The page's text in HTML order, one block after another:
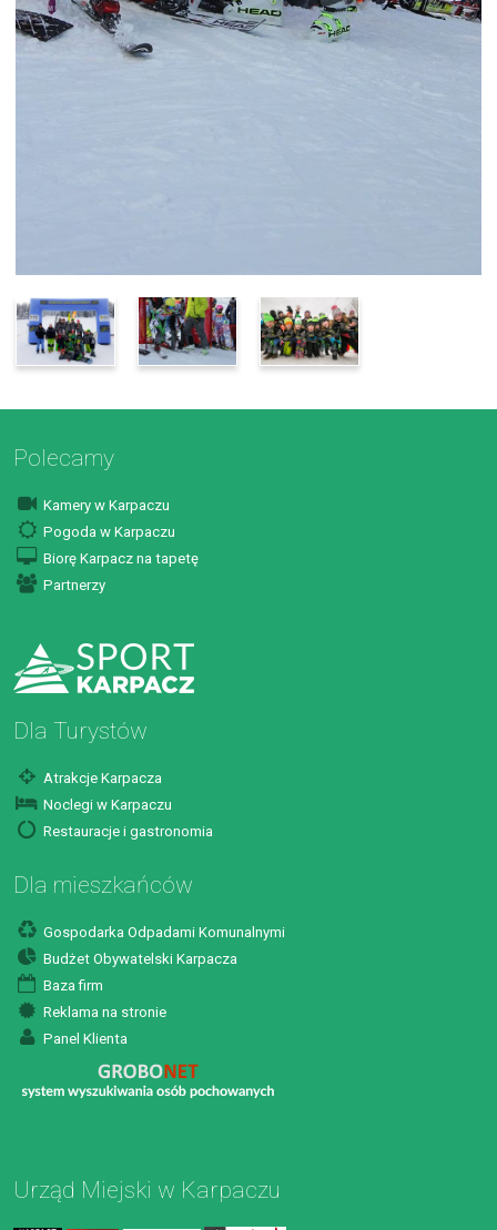
Polecamy
Kamery w Karpaczu
Pogoda w Karpaczu
Biorę Karpacz na tapetę
Partnerzy
Dla Turystów
Atrakcje Karpacza
Noclegi w Karpaczu
Restauracje i gastronomia
Dla mieszkańców
Gospodarka Odpadami Komunalnymi
Budżet Obywatelski Karpacza
Baza firm
Reklama na stronie
Panel Klienta
Urząd Miejski w Karpaczu